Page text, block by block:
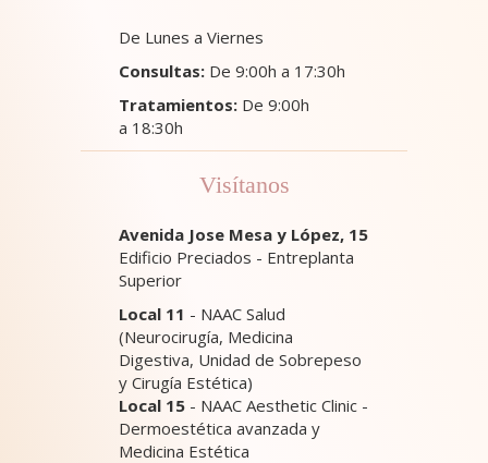
De Lunes a Viernes
Consultas: De 9:00h a 17:30h
Tratamientos: De 9:00h
a 18:30h
Visítanos
Avenida Jose Mesa y López, 15
Edificio Preciados - Entreplanta
Superior
Local 11 - NAAC Salud
(Neurocirugía, Medicina
Digestiva, Unidad de Sobrepeso
y Cirugía Estética)
Local 15 - NAAC Aesthetic Clinic -
Dermoestética avanzada y
Medicina Estética